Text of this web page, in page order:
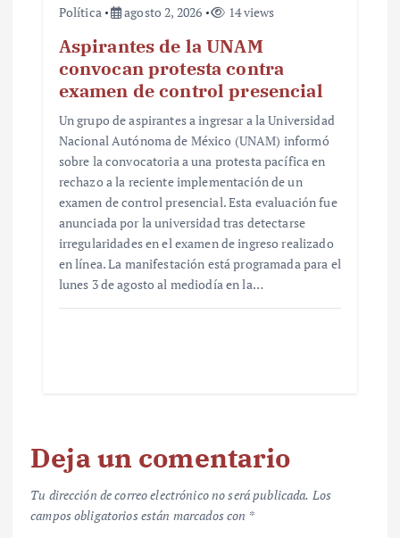
Política agosto 2, 2026 14 views
Aspirantes de la UNAM
convocan protesta contra
examen de control presencial
Un grupo de aspirantes a ingresar a la Universidad
Nacional Autónoma de México (UNAM) informó
sobre la convocatoria a una protesta pacífica en
rechazo a la reciente implementación de un
examen de control presencial. Esta evaluación fue
anunciada por la universidad tras detectarse
irregularidades en el examen de ingreso realizado
en línea. La manifestación está programada para el
lunes 3 de agosto al mediodía en la…
Deja un comentario
Tu dirección de correo electrónico no será publicada. Los
campos obligatorios están marcados con *